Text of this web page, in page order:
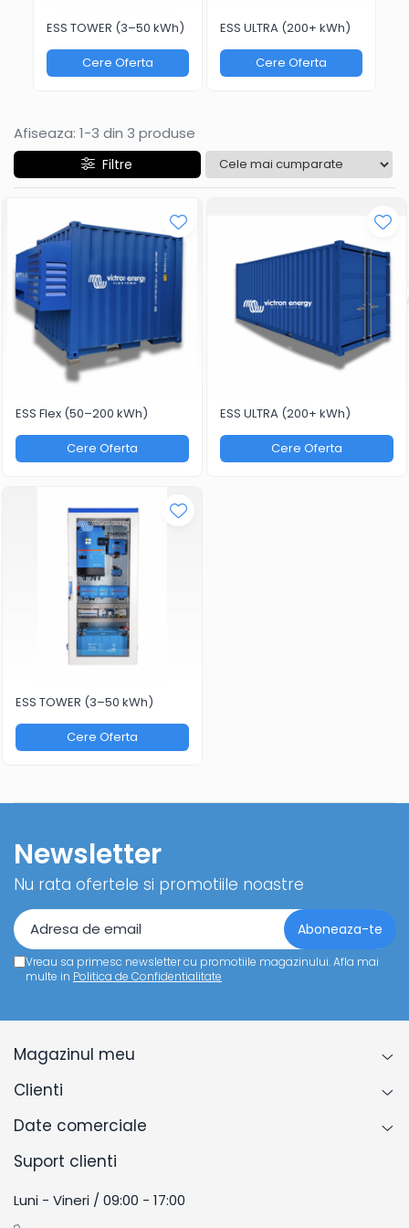
ESS TOWER (3–50 kWh)
Cere Oferta
ESS ULTRA (200+ kWh)
Cere Oferta
Afiseaza: 1-3 din 3 produse
Filtre
ESS Flex (50–200 kWh)
Cere Oferta
ESS ULTRA (200+ kWh)
Cere Oferta
ESS TOWER (3–50 kWh)
Cere Oferta
Newsletter
Nu rata ofertele si promotiile noastre
Vreau sa primesc newsletter cu promotiile magazinului. Afla mai
multe in Politica de Confidentialitate
Magazinul meu
Clienti
Date comerciale
Suport clienti
Luni - Vineri / 09:00 - 17:00